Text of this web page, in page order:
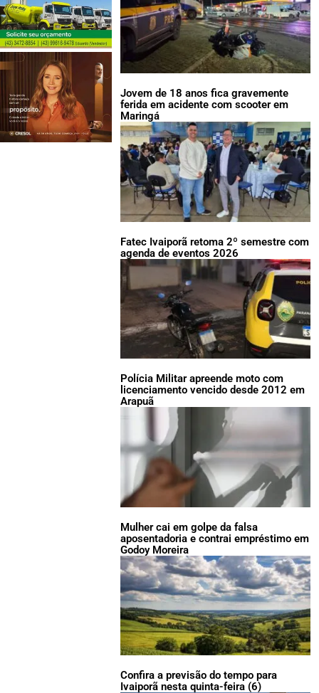
Jovem de 18 anos fica gravemente
ferida em acidente com scooter em
Maringá
Fatec Ivaiporã retoma 2º semestre com
agenda de eventos 2026
Polícia Militar apreende moto com
licenciamento vencido desde 2012 em
Arapuã
Mulher cai em golpe da falsa
aposentadoria e contrai empréstimo em
Godoy Moreira
Confira a previsão do tempo para
Ivaiporã nesta quinta-feira (6)